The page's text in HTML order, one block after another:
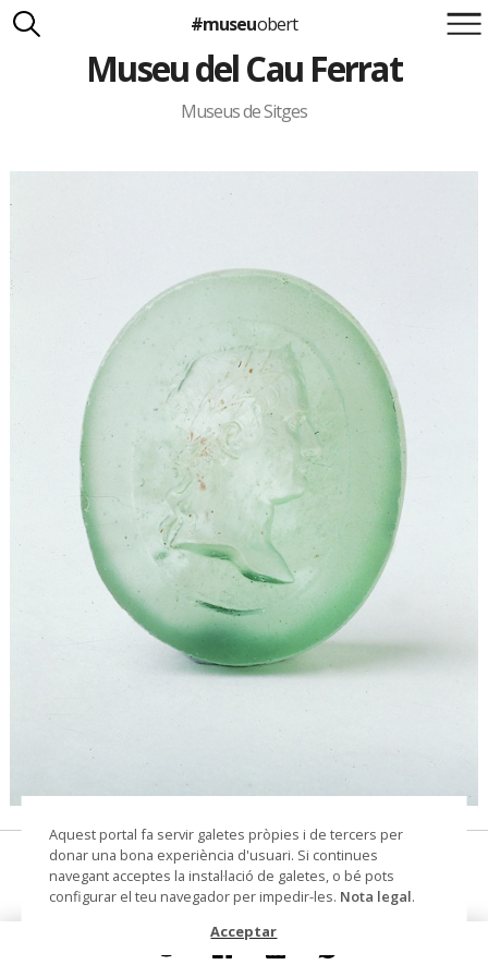
Suma't a la iniciativa
Carlota Royo
Francesca Barcellona
#museuobert
Museu del Cau Ferrat
Museus de Sitges
© Arxiu Fotogràfic del Consorci del Patrimoni de
Sitges
gemma
Datació Còpia moderna
Aquest portal fa servir galetes pròpies i de tercers per
donar una bona experiència d'usuari. Si continues
navegant acceptes la instal·lació de galetes, o bé pots
configurar el teu navegador per impedir-les. Nota legal.
Acceptar